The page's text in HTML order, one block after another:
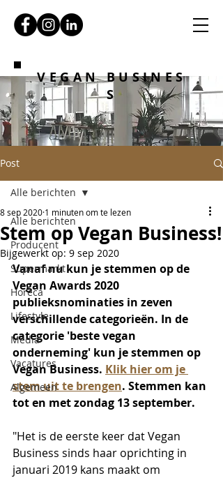
VEGAN BUSINES
S
Post
Alle berichten
Producent
Supermarkt
Horeca
Lifestyle
Media
Vacatures
Algemeen
Alle berichten
Stem op Vegan Business!
8 sep 2020 1 minuten om te lezen
Bijgewerkt op: 9 sep 2020
Vanaf nu kun je stemmen op de
Vegan Awards 2020
publieksnominaties in zeven
verschillende categorieën. In de
categorie 'beste vegan
onderneming' kun je stemmen op
Vegan Business. Klik hier om je
stem uit te brengen. Stemmen kan
tot en met zondag 13 september.
"Het is de eerste keer dat Vegan
Business sinds haar oprichting in
januari 2019 kans maakt om